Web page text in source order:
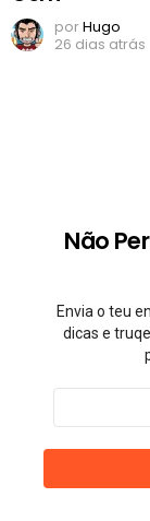
porHugo
26 dias atrás
Não
Envia o teu
dicas e
Endereço
email